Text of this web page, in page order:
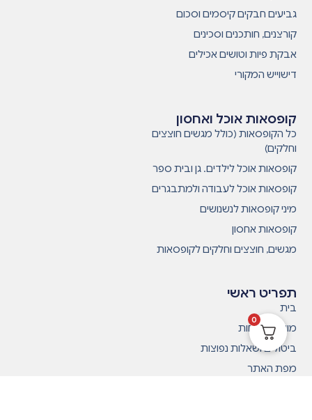
תפריט ראשי
בית
מועדון לקוחות
ביטולים ושאלות נפוצות
מפת האתר
קופסאות אוכל ואחסון
כל הקופסאות (כולל מגשים חוצצים
וחלקים)
קופסאות אוכל לילדים. גן ובית ספר
קופסאות אוכל לעבודה ולמתבגרים
מיני קופסאות לנשנושים
קופסאות אחסון
מגשים, חוצצים וחלקים לקופסאות
גביעים חבקים קיסמים וסכום
קורצנים, חותכנים וסכינים
אבקת פיות וטושים אכילים
דישוייש המקורי
0